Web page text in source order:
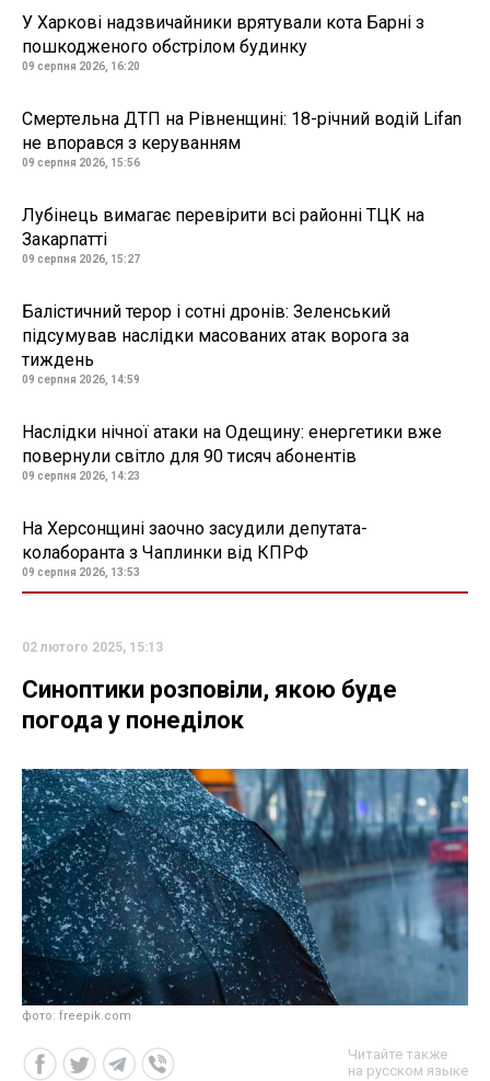
У Харкові надзвичайники врятували кота Барні з
пошкодженого обстрілом будинку
09 серпня 2026, 16:20
Смертельна ДТП на Рівненщині: 18-річний водій Lifan
не впорався з керуванням
09 серпня 2026, 15:56
Лубінець вимагає перевірити всі районні ТЦК на
Закарпатті
09 серпня 2026, 15:27
Балістичний терор і сотні дронів: Зеленський
підсумував наслідки масованих атак ворога за
тиждень
09 серпня 2026, 14:59
Наслідки нічної атаки на Одещину: енергетики вже
повернули світло для 90 тисяч абонентів
09 серпня 2026, 14:23
На Херсонщині заочно засудили депутата-
колаборанта з Чаплинки від КПРФ
09 серпня 2026, 13:53
02 лютого 2025, 15:13
Синоптики розповіли, якою буде
погода у понеділок
фото: freepik.com
Читайте также
на русском языке